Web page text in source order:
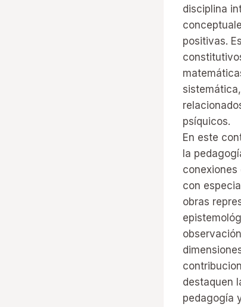
disciplina
positivas.
psíquicos.
En este
la
con
obras
destaquen
pedagogía